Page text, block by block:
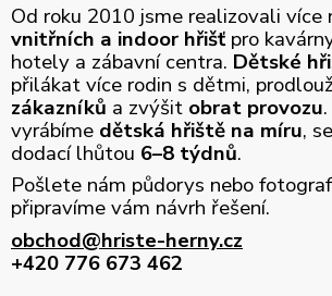
Od roku 2010 jsme realizovali více
vnitřních a indoor hřišťpro
hotely a zábavní centra. Dětské
přilákat více rodin s dětmi,
zákazníků a zvýšit obrat provozu
vyrábíme dětská hřiště na míru,
dodací lhůtou 6–8 týdnů.
Pošlete nám půdorys nebo
připravíme vám návrh řešení.
obchod@hriste-herny.cz
+420 776 673 462